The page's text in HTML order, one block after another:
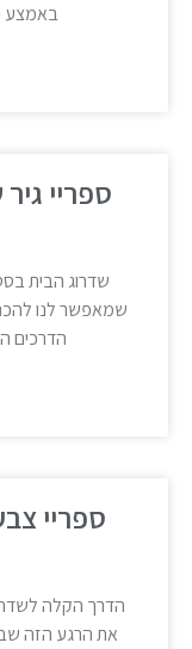
באמצע
ספריי
שדרוג הבית
שמאפשר לנו
הדרכים
הדרך הקלה
את הרגע הזה